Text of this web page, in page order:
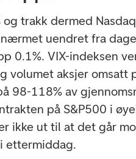
trakk dermed
uendret fra
0.1%. VIX-indeksen
volumet aksjer omsatt
98-118% av
på S&P500 i
ikke ut til at det går
ettermiddag.